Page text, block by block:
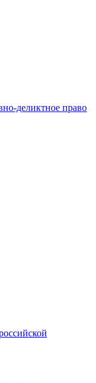
деликтное право